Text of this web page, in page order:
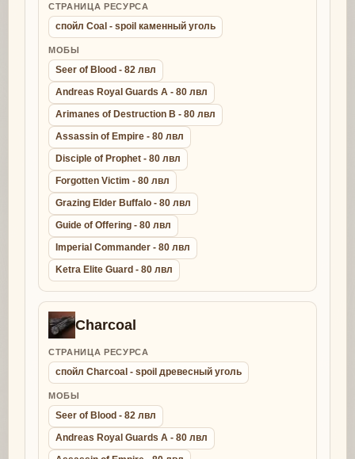
СТРАНИЦА РЕСУРСА
спойл Coal - spoil каменный уголь
МОБЫ
Seer of Blood - 82 лвл
Andreas Royal Guards A - 80 лвл
Arimanes of Destruction B - 80 лвл
Assassin of Empire - 80 лвл
Disciple of Prophet - 80 лвл
Forgotten Victim - 80 лвл
Grazing Elder Buffalo - 80 лвл
Guide of Offering - 80 лвл
Imperial Commander - 80 лвл
Ketra Elite Guard - 80 лвл
Charcoal
СТРАНИЦА РЕСУРСА
спойл Charcoal - spoil древесный уголь
МОБЫ
Seer of Blood - 82 лвл
Andreas Royal Guards A - 80 лвл